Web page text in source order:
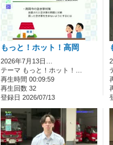
もっと！ホット！高岡
2026年7月13日…
テーマ もっと！ホット！…
再生時間 00:09:59
再生回数 32
登録日 2026/07/13